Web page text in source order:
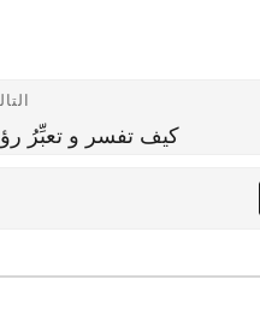
كيف تفسر و تعبِّرُ